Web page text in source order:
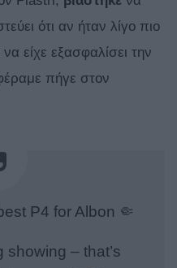
ότι αν ήταν λίγο πιο
είχε εξασφαλίσει την
πήγε στον
P4 for Albon 🤏
showing – that’s